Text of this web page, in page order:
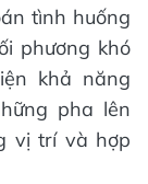
tình huống
phương khó
khả năng
pha lên
vị trí và hợp